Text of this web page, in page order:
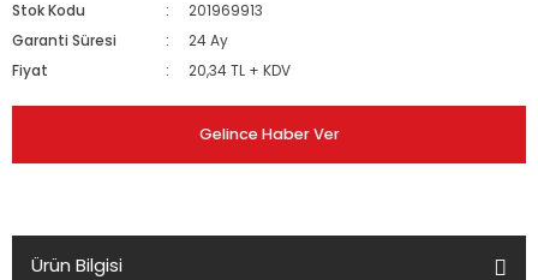
Stok Kodu
201969913
Garanti Süresi
24 Ay
Fiyat
20,34 TL + KDV
Gelince Haber Ver
Ürün Bilgisi